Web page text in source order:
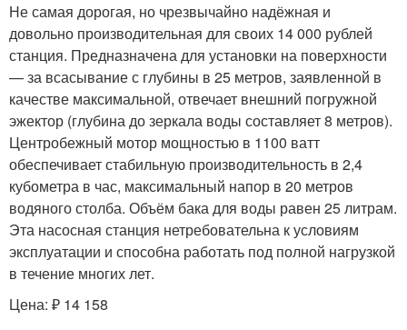
Не самая дорогая, но чрезвычайно надёжная и
довольно производительная для своих 14 000 рублей
станция. Предназначена для установки на поверхности
— за всасывание с глубины в 25 метров, заявленной в
качестве максимальной, отвечает внешний погружной
эжектор (глубина до зеркала воды составляет 8 метров).
Центробежный мотор мощностью в 1100 ватт
обеспечивает стабильную производительность в 2,4
кубометра в час, максимальный напор в 20 метров
водяного столба. Объём бака для воды равен 25 литрам.
Эта насосная станция нетребовательна к условиям
эксплуатации и способна работать под полной нагрузкой
в течение многих лет.
Цена: ₽ 14 158